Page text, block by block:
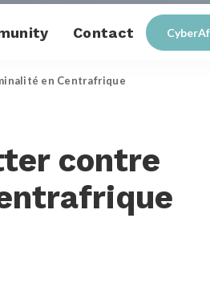
Contact
en Centrafrique
contre